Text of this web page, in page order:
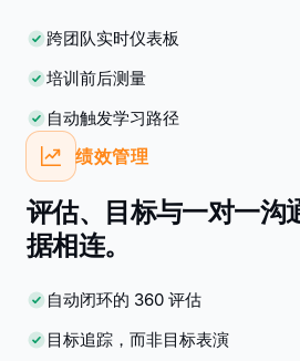
跨团队实时仪表板
培训前后测量
自动触发学习路径
绩效管理
评估、目标与一对一沟
据相连。
自动闭环的 360 评估
目标追踪，而非目标表演